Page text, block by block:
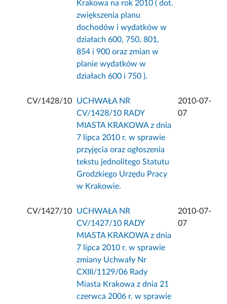
Krakowa na rok 2010 ( dot.
zwiększenia planu
dochodów i wydatków w
działach 600, 750, 801,
854 i 900 oraz zmian w
planie wydatków w
działach 600 i 750 ).
CV/1428/10
UCHWAŁA NR
CV/1428/10 RADY
MIASTA KRAKOWA z dnia
7 lipca 2010 r. w sprawie
przyjęcia oraz ogłoszenia
tekstu jednolitego Statutu
Grodzkiego Urzędu Pracy
w Krakowie.
2010-07-
07
CV/1427/10
UCHWAŁA NR
CV/1427/10 RADY
MIASTA KRAKOWA z dnia
7 lipca 2010 r. w sprawie
zmiany Uchwały Nr
CXIII/1129/06 Rady
Miasta Krakowa z dnia 21
czerwca 2006 r. w sprawie
2010-07-
07